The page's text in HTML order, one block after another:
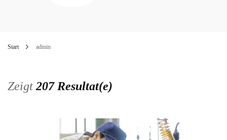
Start admin
Zeigt 207 Resultat(e)